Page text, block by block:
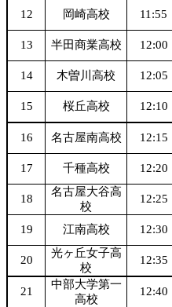
12
岡崎高校 11:55
13 半田商業高校 12:00
14
木曽川高校 12:05
15
桜丘高校 12:10
16 名古屋南高校 12:15
17 千種高校 12:20
18
名古屋大谷高
校
12:25
19 江南高校 12:30
20
光ヶ丘女子高
校
12:35
21
中部大学第一
高校
12:40